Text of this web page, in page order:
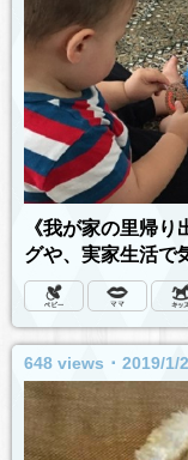
《我が家の里帰
グや、実家生活で
648 views ･ 2019/1/